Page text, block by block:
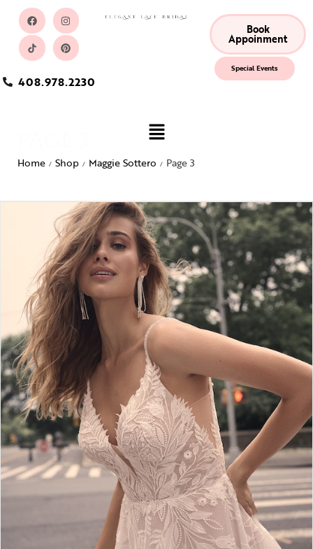
408.978.2230
Book
Appoinment
Special Events
Home / Shop / Maggie Sottero / Page 3